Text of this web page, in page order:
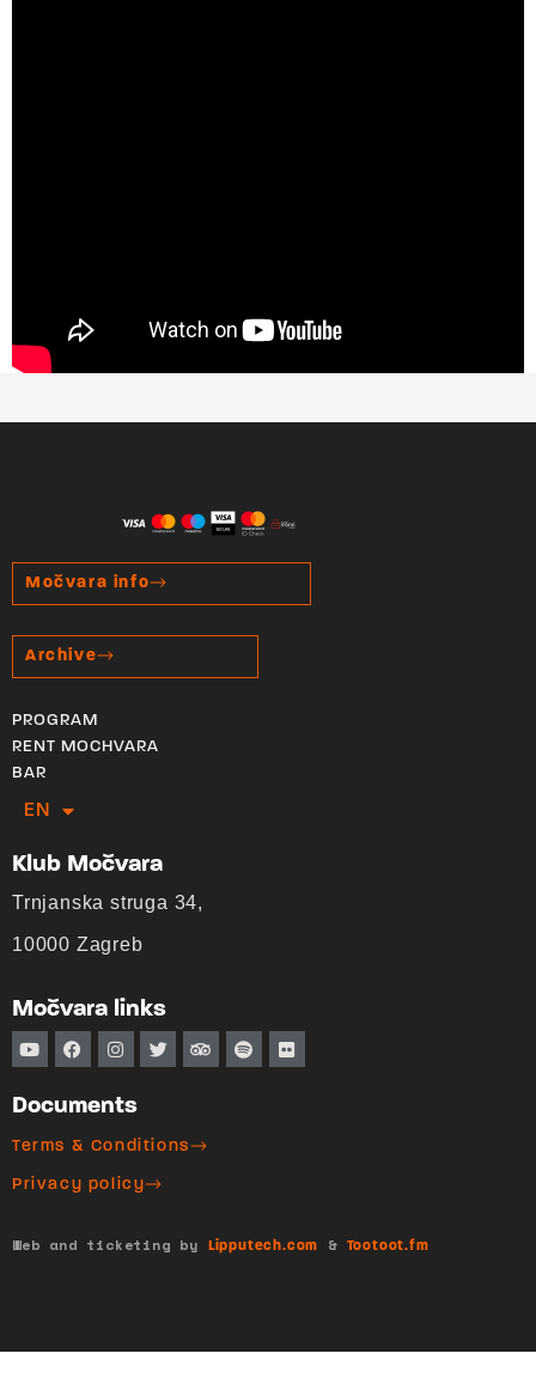
Močvara info
Archive
PROGRAM
RENT MOCHVARA
BAR
EN
HR
Klub Močvara
Trnjanska struga 34,
10000 Zagreb
Močvara links
Documents
Terms & Conditions
Privacy policy
Web and ticketing by Lipputech.com & Tootoot.fm